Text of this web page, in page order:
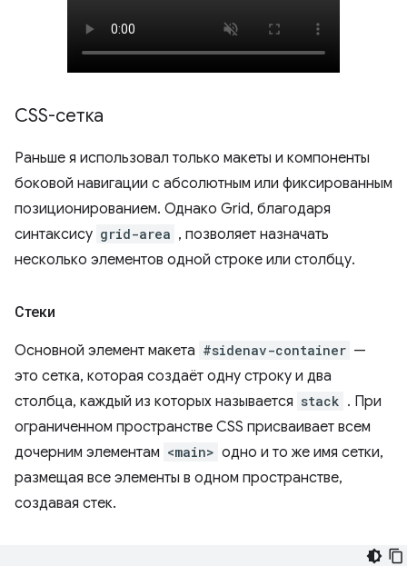
CSS-сетка
Раньше я использовал только макеты и компоненты
боковой навигации с абсолютным или фиксированным
позиционированием. Однако Grid, благодаря
синтаксису grid-area , позволяет назначать
несколько элементов одной строке или столбцу.
Стеки
Основной элемент макета #sidenav-container —
это сетка, которая создаёт одну строку и два
столбца, каждый из которых называется stack . При
ограниченном пространстве CSS присваивает всем
дочерним элементам <main> одно и то же имя сетки,
размещая все элементы в одном пространстве,
создавая стек.